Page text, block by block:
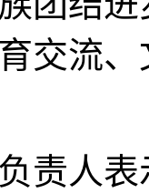
交流
人表